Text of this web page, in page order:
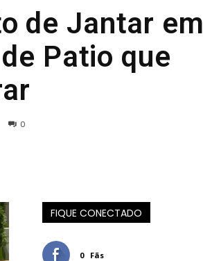
de Jantar em
Patio que
0
FIQUE CONECTADO
0 Fãs